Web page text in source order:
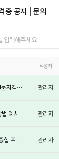
증 공지 | 문의
작성자
자격증
관리자
예시 관리자
합 프로
관리자